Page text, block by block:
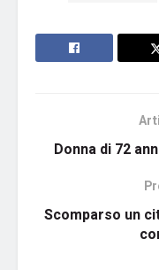
Donna di 72
Scomparso un